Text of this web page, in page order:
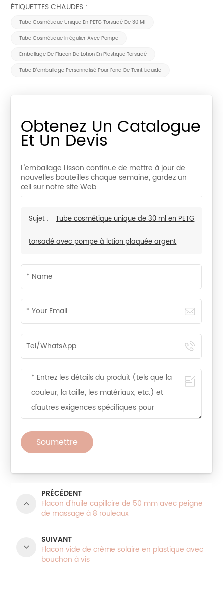
ÉTIQUETTES CHAUDES :
Tube Cosmétique Unique En PETG Torsadé De 30 Ml
Tube Cosmétique Irrégulier Avec Pompe
Emballage De Flacon De Lotion En Plastique Torsadé
Tube D'emballage Personnalisé Pour Fond De Teint Liquide
Obtenez Un Catalogue
Et Un Devis
L'emballage Lisson continue de mettre à jour de
nouvelles bouteilles chaque semaine, gardez un
œil sur notre site Web.
Sujet : Tube cosmétique unique de 30 ml en PETG
torsadé avec pompe à lotion plaquée argent
Soumettre
PRÉCÉDENT
Flacon d'huile capillaire de 50 mm avec peigne
de massage à 8 rouleaux
SUIVANT
Flacon vide de crème solaire en plastique avec
bouchon à vis